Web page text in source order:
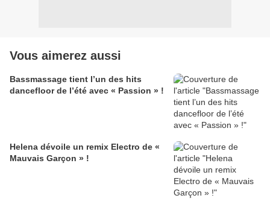
Vous aimerez aussi
Bassmassage tient l’un des hits
dancefloor de l’été avec « Passion » !
Helena dévoile un remix Electro de «
Mauvais Garçon » !